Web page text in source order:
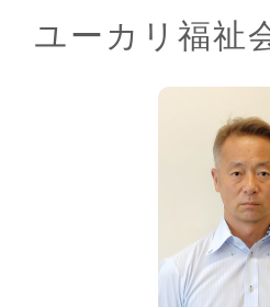
ユーカリ福祉